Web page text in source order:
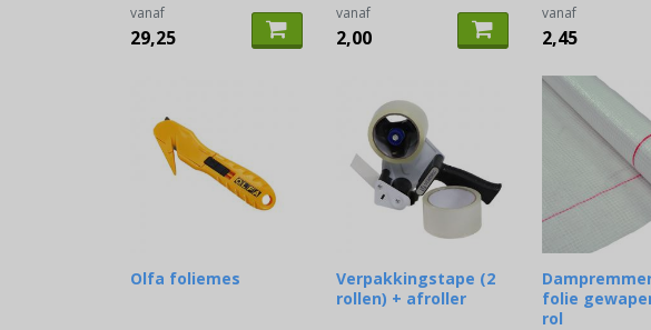
vanaf
29,25
vanaf
2,00
vanaf
2,45
Olfa foliemes
Verpakkingstape (2
rollen) + afroller
folie
rol